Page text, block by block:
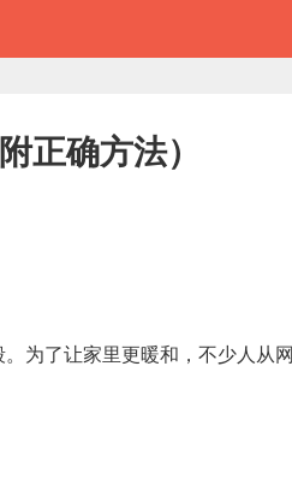
正确方法）
为了让家里更暖和，不少人从网